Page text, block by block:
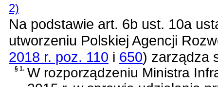
2)
Na podstawie art. 6b ust. 10a
utworzeniu Polskiej Agencji
2018 r. poz. 110 i 650) zarządza
§ 1. W rozporządzeniu Ministra